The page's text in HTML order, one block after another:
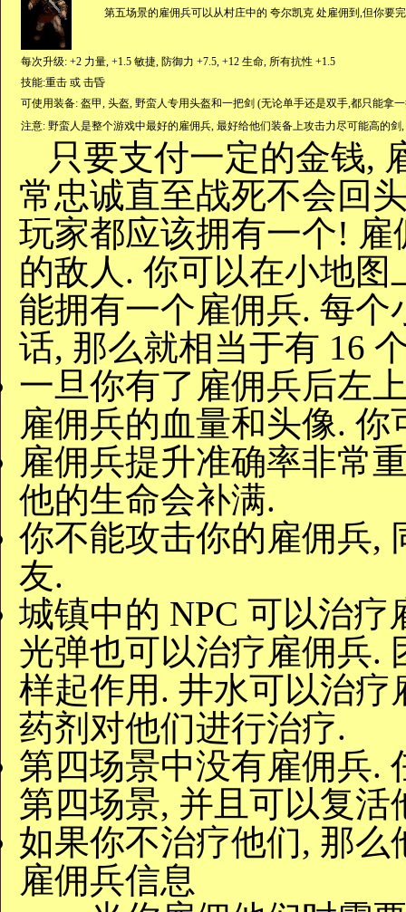
第五场景的雇佣兵可以从村庄中的 夸尔凯克 处雇佣到,但你要
每次升级: +2 力量, +1.5 敏捷, 防御力 +7.5, +12 生命, 所有抗性 +1.5
技能:重击 或 击昏
可使用装备: 盔甲, 头盔, 野蛮人专用头盔和一把剑 (无论单手还是双手,都只能拿
注意: 野蛮人是整个游戏中最好的雇佣兵, 最好给他们装备上攻击力尽可能高的
只要支付一定的金钱,
常忠诚直至战死不会回
玩家都应该拥有一个!
的敌人. 你可以在小地
能拥有一个雇佣兵. 每
话, 那么就相当于有 16
一旦你有了雇佣兵后左
雇佣兵的血量和头像.
雇佣兵提升准确率非常
他的生命会补满.
你不能攻击你的雇佣兵,
友.
城镇中的 NPC 可以治
光弹也可以治疗雇佣兵.
样起作用. 井水可以治
药剂对他们进行治疗.
第四场景中没有雇佣兵.
第四场景, 并且可以复活
如果你不治疗他们, 那么
雇佣兵信息